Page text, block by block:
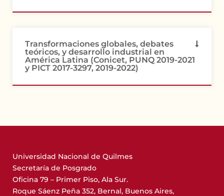
Transformaciones globales, debates
teóricos, y desarrollo industrial en
América Latina (Conicet, PUNQ 2019-2021
y PICT 2017-3297, 2019-2022)
Universidad Nacional de Quilmes
Secretaría de Posgrado
Oficina 79 – Primer Piso, Ala Sur.
Roque Sáenz Peña 352, Bernal, Buenos Aires,